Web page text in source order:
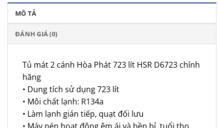
MÔ TẢ
ĐÁNH GIÁ (0)
Tủ mát 2 cánh Hòa Phát 723 lít HSR D6723 chính
hãng
• Dung tích sử dụng 723 lít
• Môi chất lạnh: R134a
• Làm lạnh gián tiếp, quạt đối lưu